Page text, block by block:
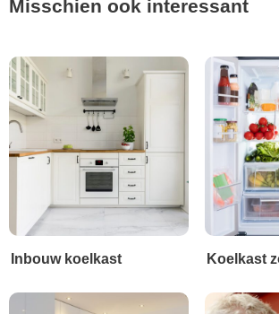
Misschien ook interessant
Inbouw koelkast Koelkast